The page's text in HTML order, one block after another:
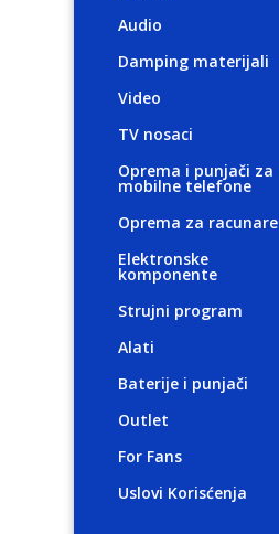
Audio
Damping materijali
Video
TV nosaci
Oprema i punjači za
mobilne telefone
Oprema za racunare
Elektronske
komponente
Strujni program
Alati
Baterije i punjači
Outlet
For Fans
Uslovi Korisćenja